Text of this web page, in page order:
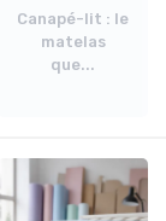
Canapé-lit : le
matelas
que...